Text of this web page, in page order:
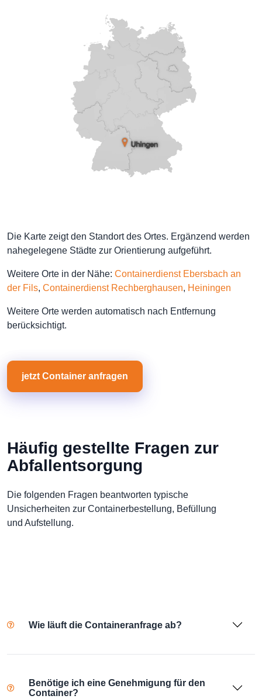
Die Karte zeigt den Standort des Ortes. Ergänzend werden
nahegelegene Städte zur Orientierung aufgeführt.
Weitere Orte in der Nähe: Containerdienst Ebersbach an
der Fils, Containerdienst Rechberghausen, Heiningen
Weitere Orte werden automatisch nach Entfernung
berücksichtigt.
jetzt Container anfragen
Häufig gestellte Fragen zur
Abfallentsorgung
Die folgenden Fragen beantworten typische
Unsicherheiten zur Containerbestellung, Befüllung
und Aufstellung.
Wie läuft die Containeranfrage ab?
Benötige ich eine Genehmigung für den
Container?